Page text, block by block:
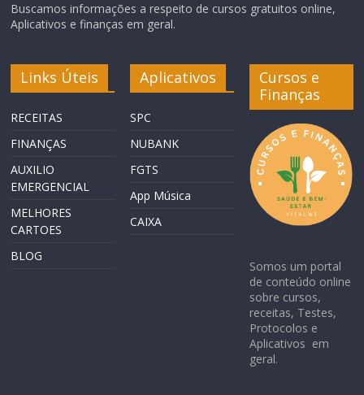
Buscamos informações a respeito de cursos gratuitos online,
Aplicativos e finanças em geral.
Links Úteis
RECEITAS
FINANÇAS
AUXILIO
EMERGENCIAL
MELHORES
CARTOES
BLOG
Aplicativos
SPC
NUBANK
FGTS
App Música
CAIXA
Cursos e
Finanças
Somos um portal
de conteúdo online
sobre cursos,
receitas, Testes,
Protocolos e
Aplicativos em
geral.